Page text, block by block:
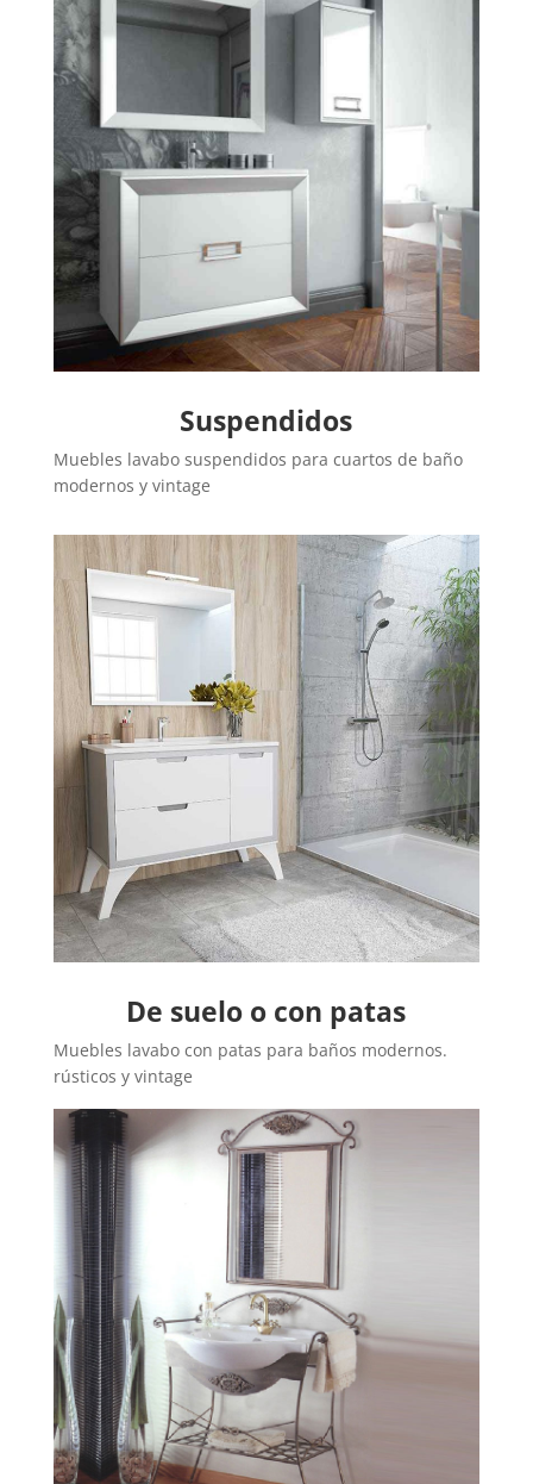
Suspendidos
Muebles lavabo suspendidos para cuartos de baño
modernos y vintage
De suelo o con patas
Muebles lavabo con patas para baños modernos.
rústicos y vintage